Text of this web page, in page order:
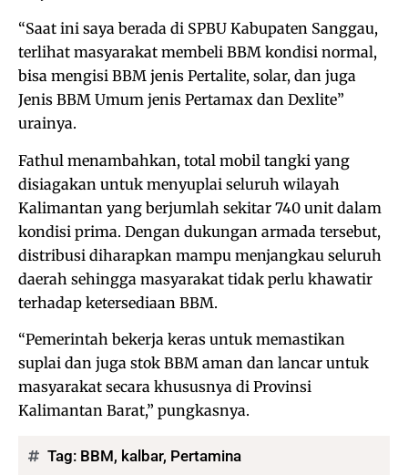
“Saat ini saya berada di SPBU Kabupaten Sanggau,
terlihat masyarakat membeli BBM kondisi normal,
bisa mengisi BBM jenis Pertalite, solar, dan juga
Jenis BBM Umum jenis Pertamax dan Dexlite”
urainya.
Fathul menambahkan, total mobil tangki yang
disiagakan untuk menyuplai seluruh wilayah
Kalimantan yang berjumlah sekitar 740 unit dalam
kondisi prima. Dengan dukungan armada tersebut,
distribusi diharapkan mampu menjangkau seluruh
daerah sehingga masyarakat tidak perlu khawatir
terhadap ketersediaan BBM.
“Pemerintah bekerja keras untuk memastikan
suplai dan juga stok BBM aman dan lancar untuk
masyarakat secara khususnya di Provinsi
Kalimantan Barat,” pungkasnya.
Tag: BBM, kalbar, Pertamina